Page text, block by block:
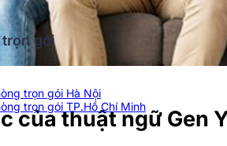
trọn gói
trọn gói Hà Nội
trọn gói TP.Hồ Chí Minh
của thuật ngữ Gen